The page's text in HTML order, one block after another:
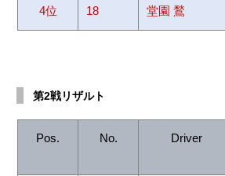
4位 18 堂園 鶖
第2戦リザルト
Pos. No. Driver